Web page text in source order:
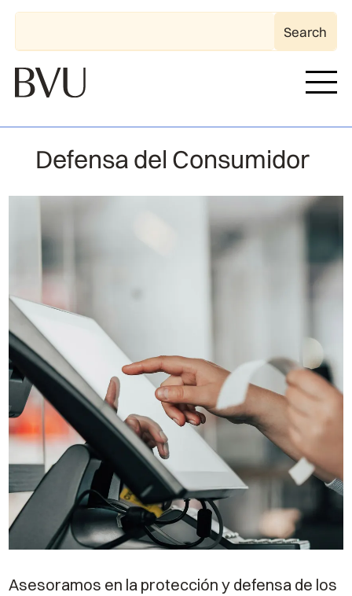
Defensa del Consumidor
Asesoramos en la protección y defensa de los